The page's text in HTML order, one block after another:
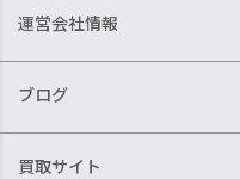
運営会社情報
ブログ
買取サイト